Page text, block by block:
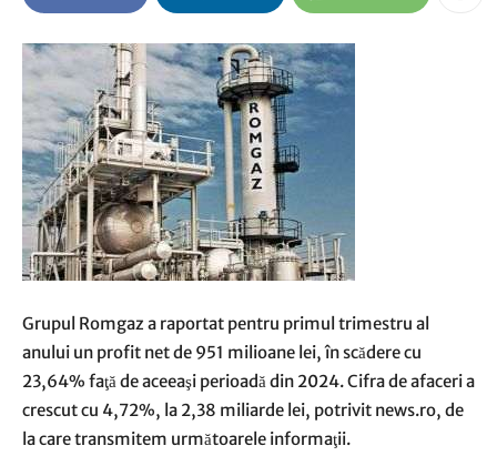
Grupul Romgaz a raportat pentru primul trimestru al
anului un profit net de 951 milioane lei, în scădere cu
23,64% faţă de aceeaşi perioadă din 2024. Cifra de afaceri a
crescut cu 4,72%, la 2,38 miliarde lei, potrivit news.ro, de
la care transmitem următoarele informaţii.